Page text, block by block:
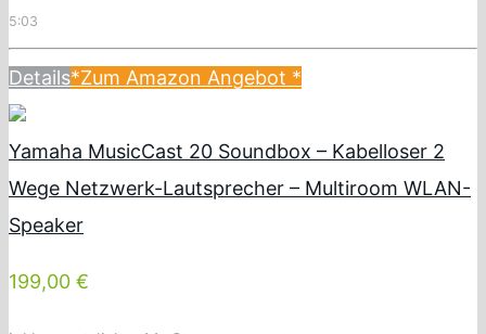
5:03
Details*Zum Amazon Angebot *
Yamaha MusicCast 20 Soundbox – Kabelloser 2
Wege Netzwerk-Lautsprecher – Multiroom WLAN-
Speaker
199,00 €